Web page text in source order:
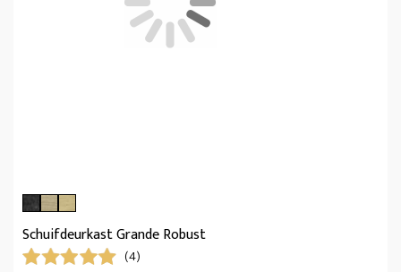
Schuifdeurkast Grande Robust
(4)